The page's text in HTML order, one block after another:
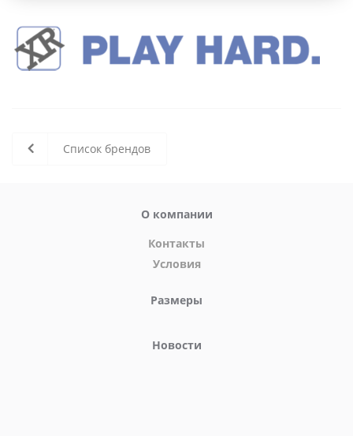
Список брендов
О компании
Контакты
Условия
Размеры
Новости